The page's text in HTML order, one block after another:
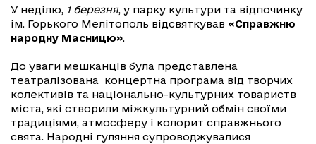
У неділю, 1 березня, у парку культури та відпочинку
ім. Горького Мелітополь відсвяткував «Справжню
народну Масницю».
До уваги мешканців була представлена
театралізована концертна програма від творчих
колективів та національно-культурних товариств
міста, які створили міжкультурний обмін своїми
традиціями, атмосферу і колорит справжнього
свята. Народні гуляння супроводжувалися